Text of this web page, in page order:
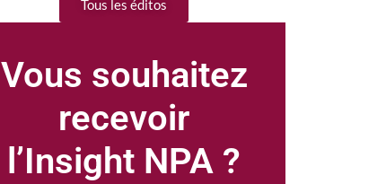
Tous les éditos
Vous souhaitez
recevoir
l’Insight NPA ?